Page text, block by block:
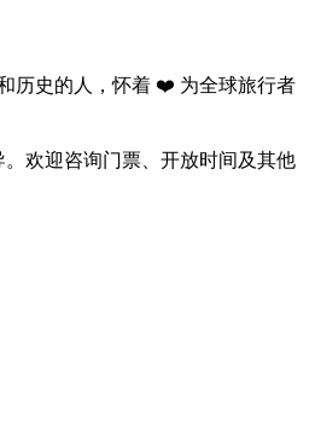
历史的人，怀着 ❤️ 为全球旅行者
欢迎咨询门票、开放时间及其他